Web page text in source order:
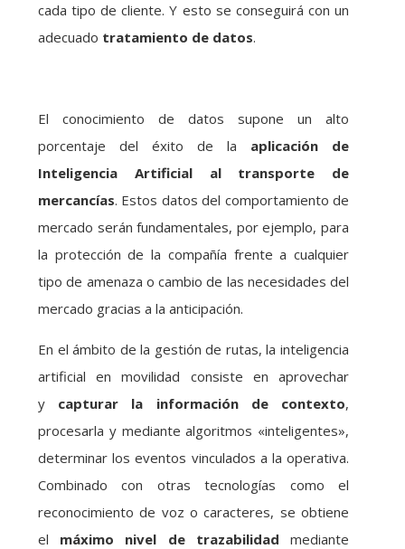
cada tipo de cliente. Y esto se conseguirá con un
adecuado tratamiento de datos.
El conocimiento de datos supone un alto
porcentaje del éxito de la aplicación de
Inteligencia Artificial
al transporte de
mercancías. Estos datos del comportamiento de
mercado serán fundamentales, por ejemplo, para
la protección de la compañía frente a cualquier
tipo de amenaza o cambio de las necesidades del
mercado gracias a la anticipación.
En el ámbito de la gestión de rutas, la inteligencia
artificial en movilidad consiste en aprovechar
y capturar la información de contexto,
procesarla y mediante algoritmos «inteligentes»,
determinar los eventos vinculados a la operativa.
Combinado con otras tecnologías como el
reconocimiento de voz o caracteres, se obtiene
el máximo nivel de trazabilidadmediante